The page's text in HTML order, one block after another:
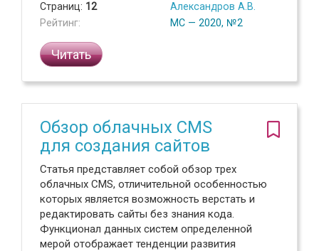
Страниц: 12
Рейтинг:
Александров А.В.
МС — 2020, №2
Читать
Обзор облачных CMS
для создания сайтов
Статья представляет собой обзор трех
облачных CMS, отличительной особенностью
которых является возможность верстать и
редактировать сайты без знания кода.
Функционал данных систем определенной
мерой отображает тенденции развития